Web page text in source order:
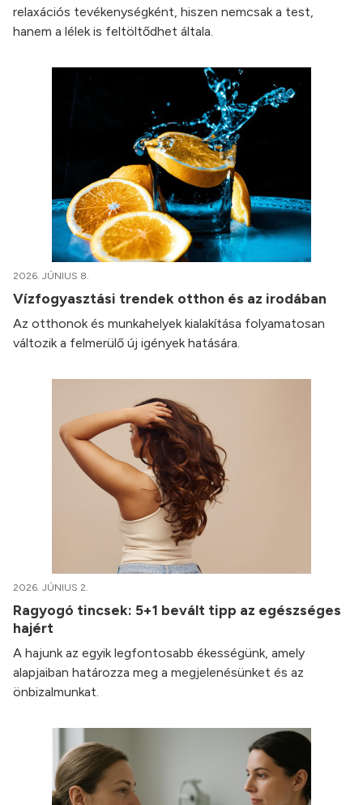
relaxációs tevékenységként, hiszen nemcsak a test,
hanem a lélek is feltöltődhet általa.
2026. JÚNIUS 8.
Vízfogyasztási trendek otthon és az irodában
Az otthonok és munkahelyek kialakítása folyamatosan
változik a felmerülő új igények hatására.
2026. JÚNIUS 2.
Ragyogó tincsek: 5+1 bevált tipp az egészséges
hajért
A hajunk az egyik legfontosabb ékességünk, amely
alapjaiban határozza meg a megjelenésünket és az
önbizalmunkat.